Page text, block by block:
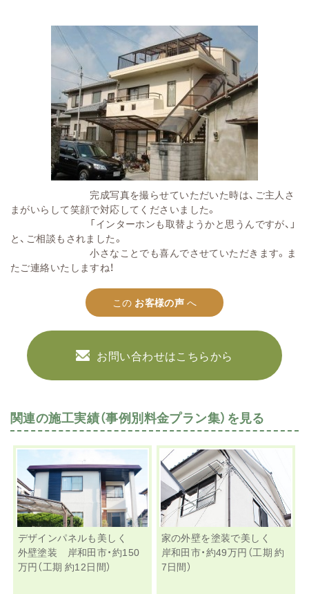
完成写真を撮らせていただいた時は、ご主人さ
まがいらして笑顔で対応してくださいました。
「インターホンも取替ようかと思うんですが、」
と、ご相談もされました。
小さなことでも喜んでさせていただきます。ま
たご連絡いたしますね！
この お客様の声 へ
お問い合わせはこちらから
関連の施工実績（事例別料金プラン集）を見る
デザインパネルも美しく
外壁塗装 岸和田市・約150
万円（工期 約12日間）
家の外壁を塗装で美しく
岸和田市・約49万円（工期 約
7日間）